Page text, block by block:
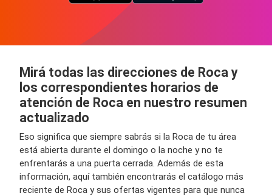
Mirá todas las direcciones de Roca y
los correspondientes horarios de
atención de Roca en nuestro resumen
actualizado
Eso significa que siempre sabrás si la Roca de tu área
está abierta durante el domingo o la noche y no te
enfrentarás a una puerta cerrada. Además de esta
información, aquí también encontrarás el catálogo más
reciente de Roca y sus ofertas vigentes para que nunca